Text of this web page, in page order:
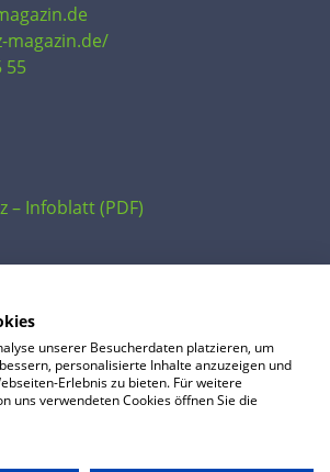
55
– Infoblatt (PDF)
unserer Besucherdaten platzieren, um
personalisierte Inhalte anzuzeigen und
Erlebnis zu bieten. Für weitere
uns verwendeten Cookies öffnen Sie die